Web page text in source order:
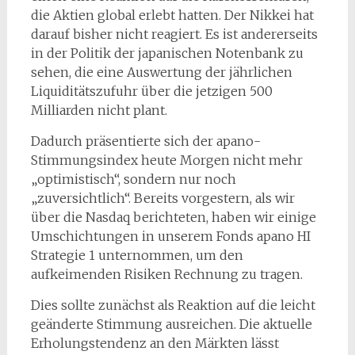
die Aktien global erlebt hatten. Der Nikkei hat
darauf bisher nicht reagiert. Es ist andererseits
in der Politik der japanischen Notenbank zu
sehen, die eine Auswertung der jährlichen
Liquiditätszufuhr über die jetzigen 500
Milliarden nicht plant.
Dadurch präsentierte sich der apano-
Stimmungsindex heute Morgen nicht mehr
„optimistisch“, sondern nur noch
„zuversichtlich“. Bereits vorgestern, als wir
über die Nasdaq berichteten, haben wir einige
Umschichtungen in unserem Fonds apano HI
Strategie 1 unternommen, um den
aufkeimenden Risiken Rechnung zu tragen.
Dies sollte zunächst als Reaktion auf die leicht
geänderte Stimmung ausreichen. Die aktuelle
Erholungstendenz an den Märkten lässt